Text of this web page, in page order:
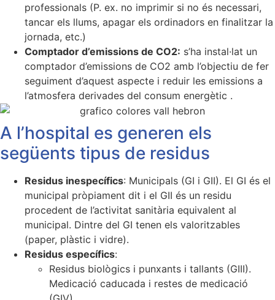
professionals (P. ex. no imprimir si no és necessari,
tancar els llums, apagar els ordinadors en finalitzar la
jornada, etc.)
Comptador d’emissions de CO2: s’ha instal·lat un
comptador d’emissions de CO2 amb l’objectiu de fer
seguiment d’aquest aspecte i reduir les emissions a
l’atmosfera derivades del consum energètic .
A l’hospital es generen els
següents tipus de residus
Residus inespecífics: Municipals (GI i GII). El GI és el
municipal pròpiament dit i el GII és un residu
procedent de l’activitat sanitària equivalent al
municipal. Dintre del GI tenen els valoritzables
(paper, plàstic i vidre).
Residus específics:
Residus biològics i punxants i tallants (GIII).
Medicació caducada i restes de medicació